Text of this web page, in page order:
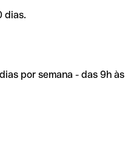
dias.
por semana - das 9h às